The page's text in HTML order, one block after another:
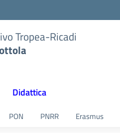
Tropea-Ricadi
Didattica
PON PNRR Erasmus